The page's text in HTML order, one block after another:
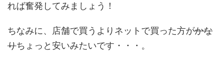
れば奮発してみましょう！
ちなみに、店舗で買うよりネットで買った方がかな
りちょっと安いみたいです・・・。